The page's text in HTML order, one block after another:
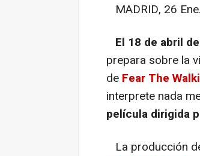
MADRID, 26
El 18 de abril
prepara sobre la
de Fear The
interprete nada
película dirigida
La producción